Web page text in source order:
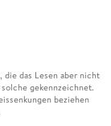
das Lesen aber nicht
gekennzeichnet.
beziehen